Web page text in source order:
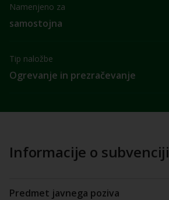
Namenjeno za
samostojna
Tip naložbe
Ogrevanje in prezračevanje
Informacije o subvenciji
Predmet javnega poziva